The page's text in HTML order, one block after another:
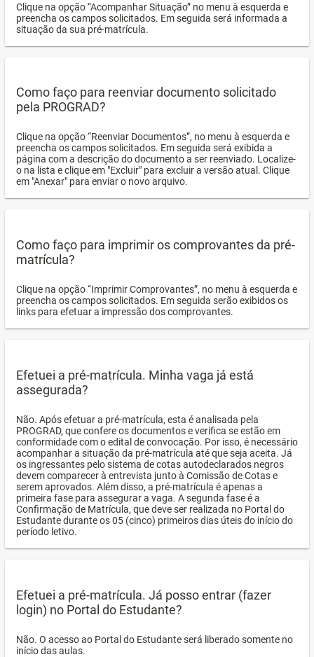
Clique na opção “Acompanhar Situação” no menu à esquerda e
preencha os campos solicitados. Em seguida será informada a
situação da sua pré-matrícula.
Como faço para reenviar documento solicitado
pela PROGRAD?
Clique na opção “Reenviar Documentos”, no menu à esquerda e
preencha os campos solicitados. Em seguida será exibida a
página com a descrição do documento a ser reenviado. Localize-
o na lista e clique em "Excluir" para excluir a versão atual. Clique
em "Anexar" para enviar o novo arquivo.
Como faço para imprimir os comprovantes da pré-
matrícula?
Clique na opção “Imprimir Comprovantes”, no menu à esquerda e
preencha os campos solicitados. Em seguida serão exibidos os
links para efetuar a impressão dos comprovantes.
Efetuei a pré-matrícula. Minha vaga já está
assegurada?
Não. Após efetuar a pré-matrícula, esta é analisada pela
PROGRAD, que confere os documentos e verifica se estão em
conformidade com o edital de convocação. Por isso, é necessário
acompanhar a situação da pré-matrícula até que seja aceita. Já
os ingressantes pelo sistema de cotas autodeclarados negros
devem comparecer à entrevista junto à Comissão de Cotas e
serem aprovados. Além disso, a pré-matrícula é apenas a
primeira fase para assegurar a vaga. A segunda fase é a
Confirmação de Matrícula, que deve ser realizada no Portal do
Estudante durante os 05 (cinco) primeiros dias úteis do início do
período letivo.
Efetuei a pré-matrícula. Já posso entrar (fazer
login) no Portal do Estudante?
Não. O acesso ao Portal do Estudante será liberado somente no
início das aulas.